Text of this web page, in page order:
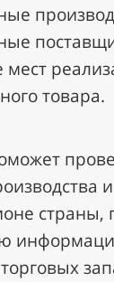
товара.
страны,